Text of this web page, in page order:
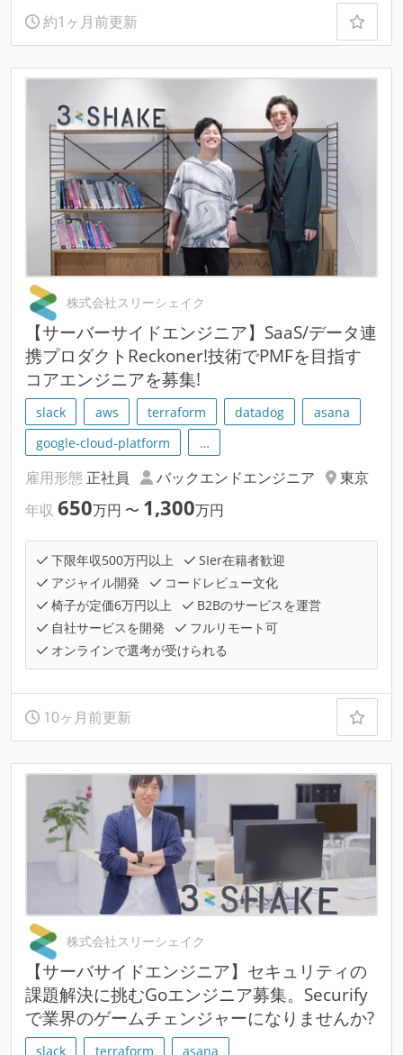
約1ヶ月前更新
株式会社スリーシェイク
【サーバーサイドエンジニア】SaaS/データ連
携プロダクトReckoner!技術でPMFを目指す
コアエンジニアを募集!
slack aws terraform datadog
asana
google-cloud-platform
…
雇用形態 正社員 バックエンドエンジニア
東京
年収 650万円 〜 1,300万円
下限年収500万円以上
SIer在籍者歓迎
アジャイル開発
コードレビュー文化
椅子が定価6万円以上
B2Bのサービスを運営
自社サービスを開発
フルリモート可
オンラインで選考が受けられる
10ヶ月前更新
株式会社スリーシェイク
【サーバサイドエンジニア】セキュリティの
課題解決に挑むGoエンジニア募集。Securify
で業界のゲームチェンジャーになりませんか?
slack terraform asana